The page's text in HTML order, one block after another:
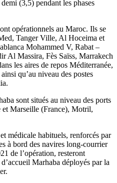
(3,5) pendant les phases
opérationnels au Maroc. Ils se
Tanger Ville, Al Hoceima et
Mohammed V, Rabat –
Al Massira, Fès Saïss, Marrakech
les aires de repos Méditerranée,
qu’au niveau des postes
sont situés au niveau des ports
et Marseille (France), Motril,
médicale habituels, renforcés par
à bord des navires long-courrier
de l’opération, resteront
Marhaba déployés par la